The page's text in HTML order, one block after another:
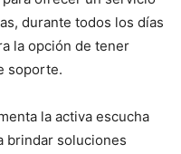
durante todos los días
la opción de tener
soporte.
la activa escucha
brindar soluciones